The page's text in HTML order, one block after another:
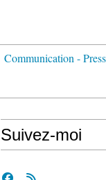
Communication -
Suivez-moi